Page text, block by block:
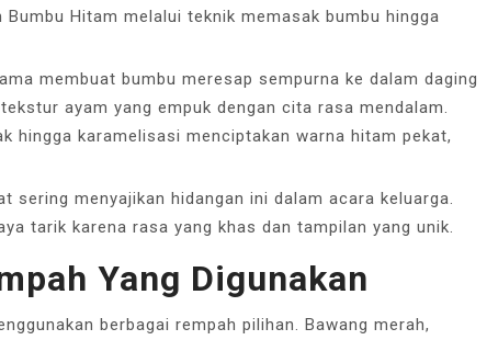
Hitam melalui teknik memasak bumbu hingga
membuat bumbu meresap sempurna ke dalam daging
ayam yang empuk dengan cita rasa mendalam.
hingga karamelisasi menciptakan warna hitam pekat,
sering menyajikan hidangan ini dalam acara keluarga.
tarik karena rasa yang khas dan tampilan yang unik.
Yang Digunakan
berbagai rempah pilihan. Bawang merah,